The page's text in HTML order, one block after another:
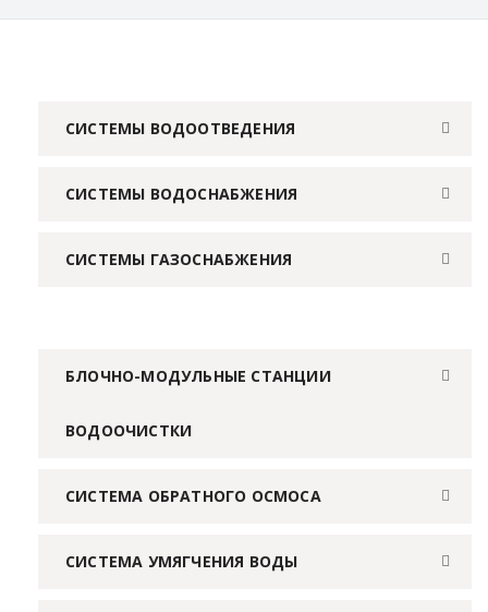
СИСТЕМЫ ВОДООТВЕДЕНИЯ
СИСТЕМЫ ВОДОСНАБЖЕНИЯ
СИСТЕМЫ ГАЗОСНАБЖЕНИЯ
БЛОЧНО-МОДУЛЬНЫЕ СТАНЦИИ
ВОДООЧИСТКИ
СИСТЕМА ОБРАТНОГО ОСМОСА
СИСТЕМА УМЯГЧЕНИЯ ВОДЫ